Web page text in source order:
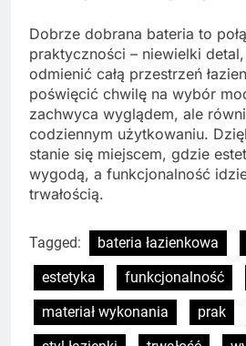
Dobrze dobrana bateria to
praktyczności – niewielki
odmienić całą przestrzeń
poświęcić chwilę na wybór
zachwyca wyglądem, ale
codziennym użytkowaniu.
stanie się miejscem, gdzie
wygodą, a funkcjonalność
trwałością.
Tagged: bateria łazienkowa
estetyka
funkcjonalność
materiał wykonania
prak